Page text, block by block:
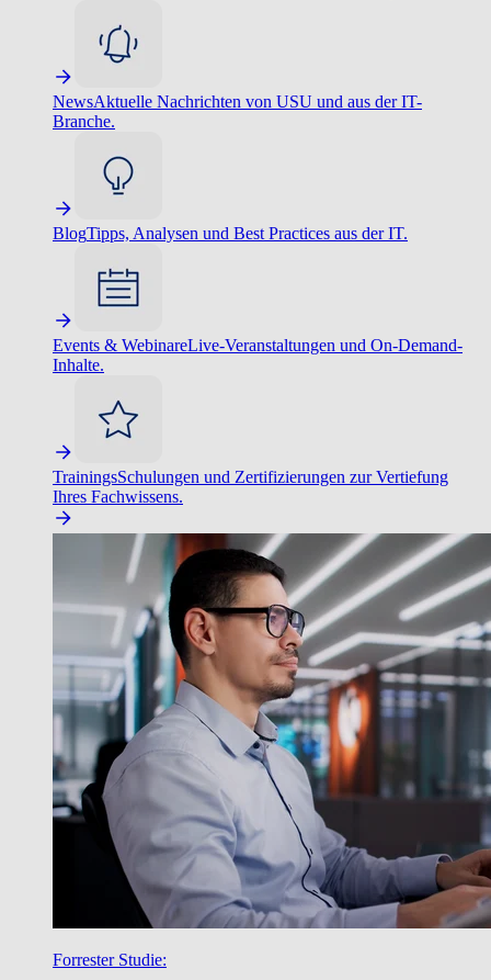
NewsAktuelle Nachrichten von USU und aus der IT-
Branche.
BlogTipps, Analysen und Best Practices aus der IT.
Events & WebinareLive-Veranstaltungen und On-Demand-
Inhalte.
TrainingsSchulungen und Zertifizierungen zur Vertiefung
Ihres Fachwissens.
Forrester Studie: